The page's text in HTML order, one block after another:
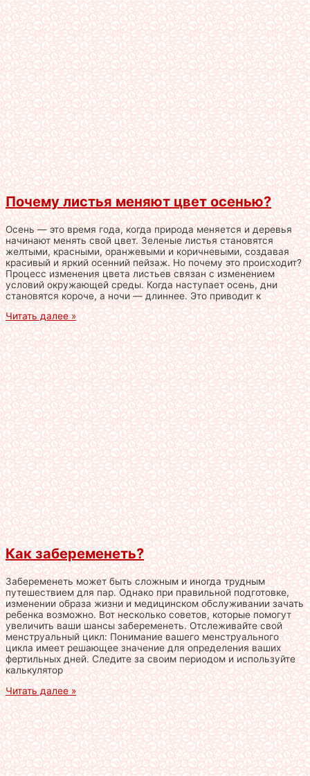
Почему листья меняют цвет осенью?
Осень — это время года, когда природа меняется и деревья
начинают менять свой цвет. Зеленые листья становятся
желтыми, красными, оранжевыми и коричневыми, создавая
красивый и яркий осенний пейзаж. Но почему это происходит?
Процесс изменения цвета листьев связан с изменением
условий окружающей среды. Когда наступает осень, дни
становятся короче, а ночи — длиннее. Это приводит к
Читать далее »
Как забеременеть?
Забеременеть может быть сложным и иногда трудным
путешествием для пар. Однако при правильной подготовке,
изменении образа жизни и медицинском обслуживании зачать
ребенка возможно. Вот несколько советов, которые помогут
увеличить ваши шансы забеременеть. Отслеживайте свой
менструальный цикл: Понимание вашего менструального
цикла имеет решающее значение для определения ваших
фертильных дней. Следите за своим периодом и используйте
калькулятор
Читать далее »